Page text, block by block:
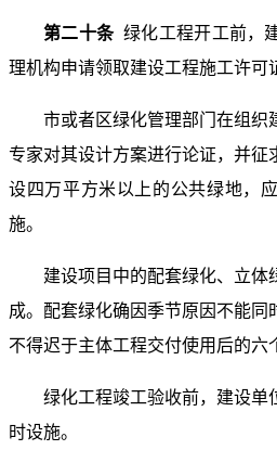
第二十条 绿化工程开工前，
理机构申请领取建设工程施工许可
市或者区绿化管理部门在组织
专家对其设计方案进行论证，并征
设四万平方米以上的公共绿地，
施。
建设项目中的配套绿化、立体
成。配套绿化确因季节原因不能同
不得迟于主体工程交付使用后的六
绿化工程竣工验收前，建设单
时设施。